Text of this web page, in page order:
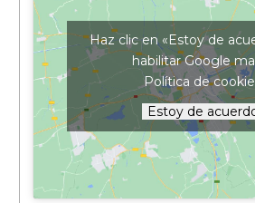
Haz clic en «Estoy de
habilitar Google
Política de
Estoy de